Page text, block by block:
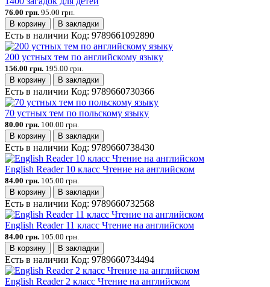
76.00 грн. 95.00 грн.
В корзину
В закладки
Есть в наличии Код: 9789661092890
200 устных тем по английскому языку
156.00 грн. 195.00 грн.
В корзину
В закладки
Есть в наличии Код: 9789660730366
70 устных тем по польскому языку
80.00 грн. 100.00 грн.
В корзину
В закладки
Есть в наличии Код: 9789660738430
English Reader 10 класс Чтение на английском
84.00 грн. 105.00 грн.
В корзину
В закладки
Есть в наличии Код: 9789660732568
English Reader 11 класс Чтение на английском
84.00 грн. 105.00 грн.
В корзину
В закладки
Есть в наличии Код: 9789660734494
English Reader 2 класс Чтение на английском